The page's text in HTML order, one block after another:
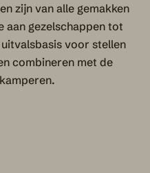
zijn van alle gemakken
aan gezelschappen tot
voor stellen
combineren met de